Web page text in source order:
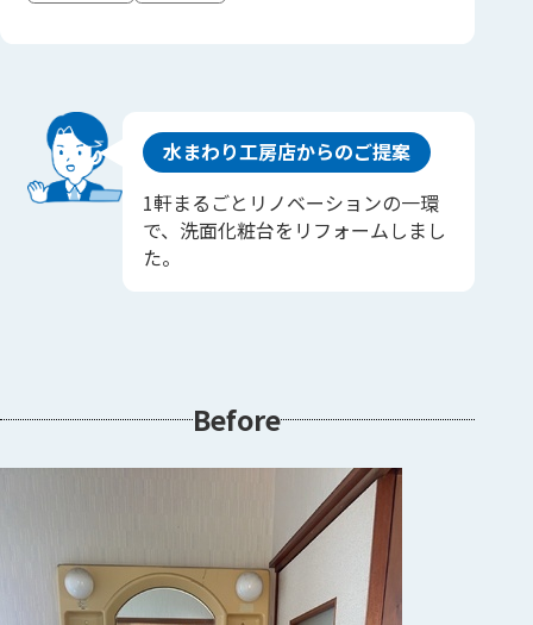
水まわり工房店からのご提案
1軒まるごとリノベーションの一環
で、洗面化粧台をリフォームしまし
た。
Before